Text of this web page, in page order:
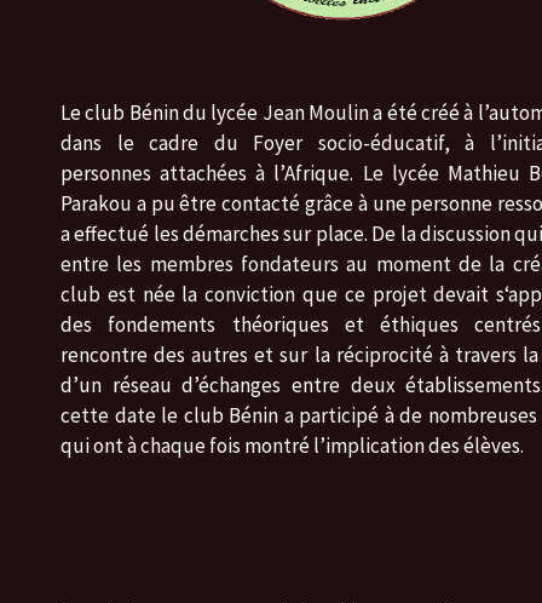
Le club Bénin du lycée Jean Moulin a été créé à
dans le cadre du Foyer socio-éducatif, à
personnes attachées à l’Afrique. Le lycée Mathieu
Parakou a pu être contacté grâce à une personne
a effectué les démarches sur place. De la discussion
entre les membres fondateurs au moment de la
club est née la conviction que ce projet devait
des fondements théoriques et éthiques
rencontre des autres et sur la réciprocité à travers
d’un réseau d’échanges entre deux
cette date le club Bénin a participé à de
qui ont à chaque fois montré l’implication des élèves.